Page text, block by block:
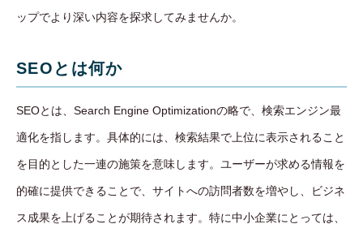
ップでより深い内容を探求してみませんか。
SEOとは何か
SEOとは、Search Engine Optimizationの略で、検索エンジン最
適化を指します。具体的には、検索結果で上位に表示されること
を目的とした一連の施策を意味します。ユーザーが求める情報を
的確に提供できることで、サイトへの訪問者数を増やし、ビジネ
ス成果を上げることが期待されます。特に中小企業にとっては、